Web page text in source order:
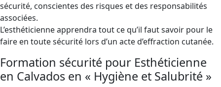
sécurité, conscientes des risques et des responsabilités
associées.
L’esthéticienne apprendra tout ce qu’il faut savoir pour le
faire en toute sécurité lors d’un acte d’effraction cutanée.
Formation sécurité pour Esthéticienne
en Calvados en « Hygiène et Salubrité »